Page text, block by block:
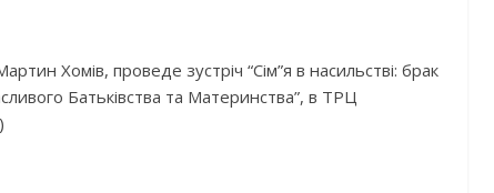
Хомів, проведе зустріч “Сім”я в насильстві: брак
Батьківства та Материнства”, в ТРЦ